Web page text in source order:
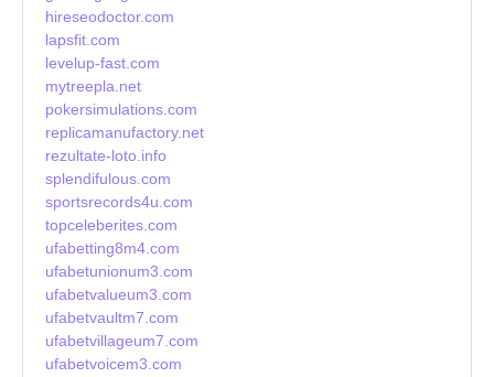
hireseodoctor.com
lapsfit.com
levelup-fast.com
mytreepla.net
pokersimulations.com
replicamanufactory.net
rezultate-loto.info
splendifulous.com
sportsrecords4u.com
topceleberites.com
ufabetting8m4.com
ufabetunionum3.com
ufabetvalueum3.com
ufabetvaultm7.com
ufabetvillageum7.com
ufabetvoicem3.com